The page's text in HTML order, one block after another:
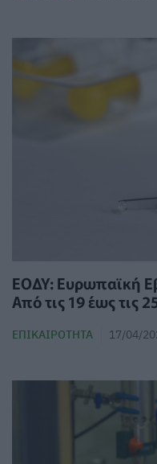
ΕΟΔΥ: Ευρωπαϊκή
Από τις 19 έως τις
ΕΠΙΚΑΙΡΌΤΗΤΑ 17/04/